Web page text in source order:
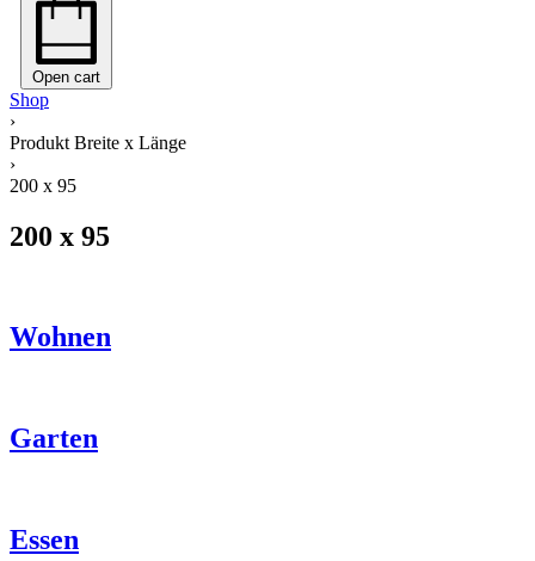
Open cart
Shop
›
Produkt Breite x Länge
›
200 x 95
200 x 95
Wohnen
Garten
Essen